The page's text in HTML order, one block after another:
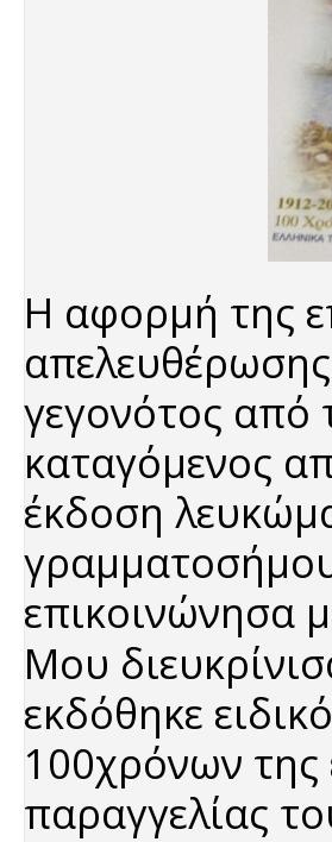
Η αφορμή της
απελευθέρωσης
γεγονότος από
καταγόμενος
έκδοση
επικοινώνησα
Μου
εκδόθηκε
100χρόνων της
παραγγελίας